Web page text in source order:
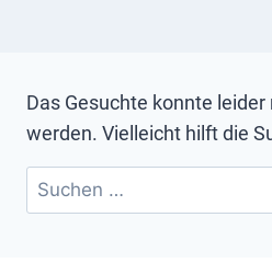
Das Gesuchte konnte
werden. Vielleicht hilft die